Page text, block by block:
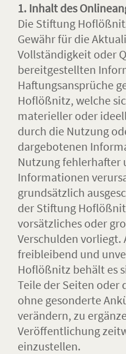
1. Inhalt des
Die Stiftung
Gewähr für die
Vollständigkeit oder
bereitgestellten
Haftungsansprüche
Hoflößnitz, welche
materieller oder
durch die Nutzung
dargebotenen
Nutzung fehlerhafter
Informationen
grundsätzlich
der Stiftung
vorsätzliches oder
Verschulden vorliegt.
freibleibend und
Hoflößnitz behält es
Teile der Seiten oder
ohne gesonderte
verändern, zu
Veröffentlichung
einzustellen.